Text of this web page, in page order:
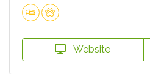
Website